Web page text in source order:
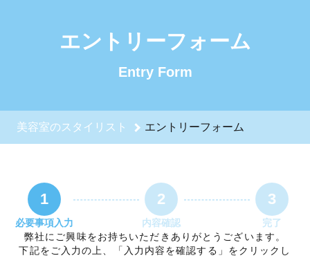
エントリーフォーム
Entry Form
美容室のスタイリスト エントリーフォーム
1
必要事項入力
2
内容確認
3
完了
弊社にご興味をお持ちいただきありがとうございます。
下記をご入力の上、「入力内容を確認する」をクリックし